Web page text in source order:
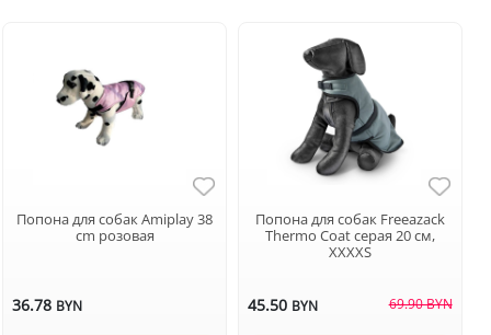
Попона для собак Аmiplay 38
cm розовая
36.78 BYN
Попона для собак Freeazack
Thermo Coat серая 20 см,
XXXXS
45.50 BYN 69.90 BYN